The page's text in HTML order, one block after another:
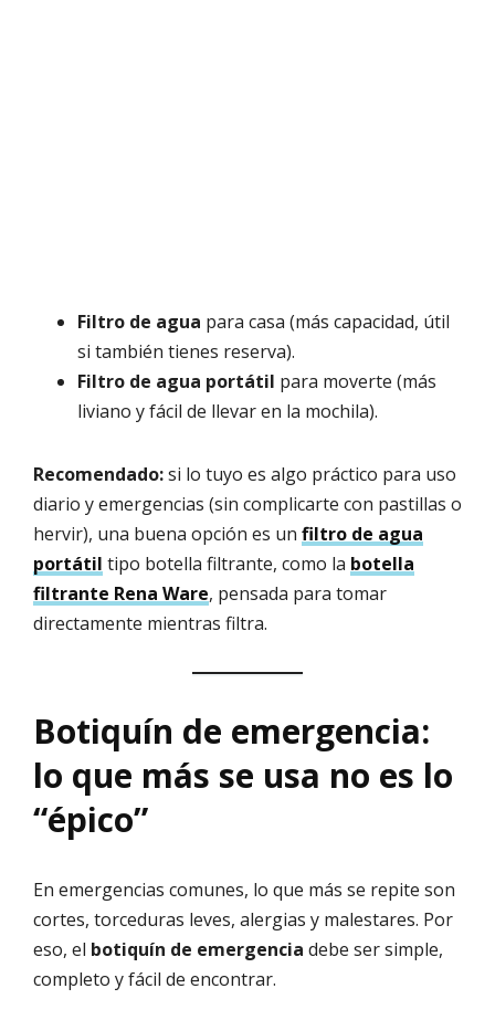
Filtro de agua para casa (más capacidad, útil
si también tienes reserva).
Filtro de agua portátil para moverte (más
liviano y fácil de llevar en la mochila).
Recomendado:si lo tuyo es algo práctico para uso
diario y emergencias (sin complicarte con pastillas o
hervir), una buena opción es un filtro de agua
portátil tipo botella filtrante, como la botella
filtrante Rena Ware, pensada para tomar
directamente mientras filtra.
Botiquín de emergencia:
lo que más se usa no es lo
“épico”
En emergencias comunes, lo que más se repite son
cortes, torceduras leves, alergias y malestares. Por
eso, el botiquín de emergencia debe ser simple,
completo y fácil de encontrar.